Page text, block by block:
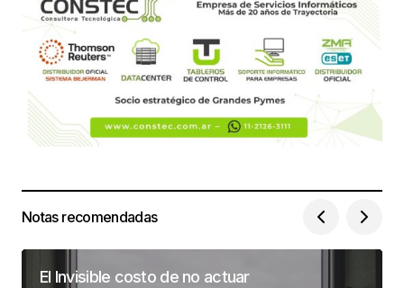
Notas recomendadas
El Invisible costo de no actuar